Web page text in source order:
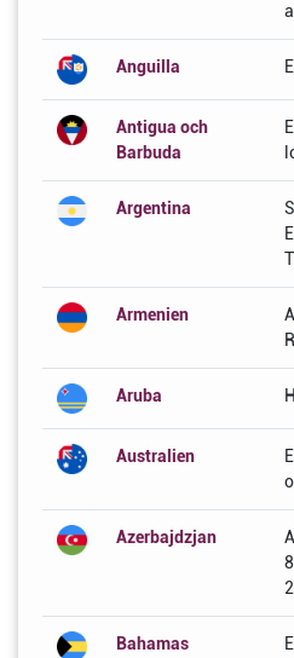
Anguilla
Antigua och
Barbuda
Argentina
Armenien
Aruba
Australien
Azerbajdzjan
Bahamas